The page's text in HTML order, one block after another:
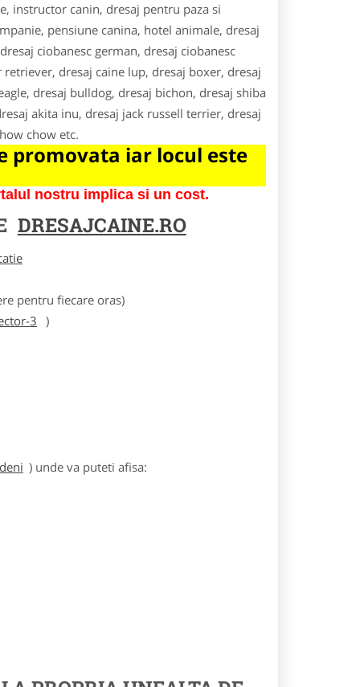
instructor canin, dresaj pentru paza si
pensiune canina, hotel animale, dresaj
ciobanesc german, dresaj ciobanesc
dresaj caine lup, dresaj boxer, dresaj
dresaj bulldog, dresaj bichon, dresaj shiba
akita inu, dresaj jack russell terrier, dresaj
chow etc.
promovata iar locul este
nostru implica si un cost.
DRESAJCAINE.RO
pentru fiecare oras)
3
)
) unde va puteti afisa: